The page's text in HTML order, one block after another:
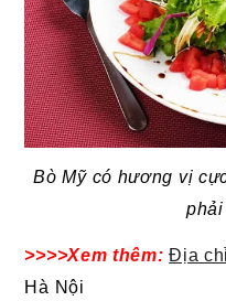
Bò Mỹ có hương vị
>>>>Xem thêm: Địa
Hà Nội